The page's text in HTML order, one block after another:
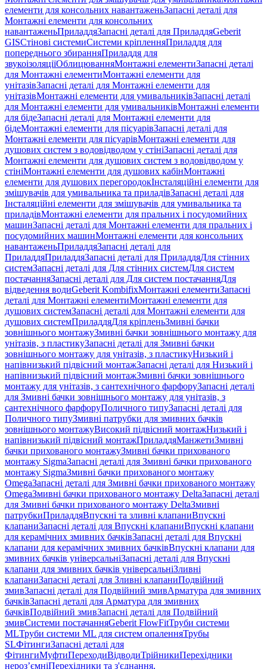
елементи для консольних навантаженьЗапасні деталі для
Монтажні елементи для консольних
навантаженьПриладдяЗапасні деталі для ПриладдяGeberit
GISСтінові системиСистеми кріпленняПриладдя для
попереднього збиранняПриладдя для
звукоізоляціїОблицюванняМонтажні елементиЗапасні деталі
для Монтажні елементиМонтажні елементи для
унітазівЗапасні деталі для Монтажні елементи для
унітазівМонтажні елементи для умивальниківЗапасні деталі
для Монтажні елементи для умивальниківМонтажні елементи
для бідеЗапасні деталі для Монтажні елементи для
бідеМонтажні елементи для пісуарівЗапасні деталі для
Монтажні елементи для пісуарівМонтажні елементи для
душових систем з водовідводом у стініЗапасні деталі для
Монтажні елементи для душових систем з водовідводом у
стініМонтажні елементи для душових кабінМонтажні
елементи для душових перегородокІнсталяційні елементи для
змішувачів для умивальника та приладівЗапасні деталі для
Інсталяційні елементи для змішувачів для умивальника та
приладівМонтажні елементи для пральних і посудомийних
машинЗапасні деталі для Монтажні елементи для пральних і
посудомийних машинМонтажні елементи для консольних
навантаженьПриладдяЗапасні деталі для
ПриладдяПриладдяЗапасні деталі для ПриладдяДля стінних
системЗапасні деталі для Для стінних системДля систем
постачанняЗапасні деталі для Для систем постачанняДля
відведення водиGeberit KombifixМонтажні елементиЗапасні
деталі для Монтажні елементиМонтажні елементи для
душових системЗапасні деталі для Монтажні елементи для
душових системПриладдяДля кріпленьЗмивні бачки
зовнішнього монтажуЗмивні бачки зовнішнього монтажу для
унітазів, з пластикуЗапасні деталі для Змивні бачки
зовнішнього монтажу для унітазів, з пластикуНизький і
напівнизький підвісний монтажЗапасні деталі для Низький і
напівнизький підвісний монтажЗмивні бачки зовнішнього
монтажу для унітазів, з сантехнічного фарфоруЗапасні деталі
для Змивні бачки зовнішнього монтажу для унітазів, з
сантехнічного фарфоруПоличного типуЗапасні деталі для
Поличного типуЗмивні патрубки для змивних бачків
зовнішнього монтажуВисокий підвісний монтажНизький і
напівнизький підвісний монтажПриладдяМанжетиЗмивні
бачки прихованого монтажуЗмивні бачки прихованого
монтажу SigmaЗапасні деталі для Змивні бачки прихованого
монтажу SigmaЗмивні бачки прихованого монтажу
OmegaЗапасні деталі для Змивні бачки прихованого монтажу
OmegaЗмивні бачки прихованого монтажу DeltaЗапасні деталі
для Змивні бачки прихованого монтажу DeltaЗмивні
патрубкиПриладдяВпускні та зливні клапаниВпускні
клапаниЗапасні деталі для Впускні клапаниВпускні клапани
для керамічних змивних бачківЗапасні деталі для Впускні
клапани для керамічних змивних бачківВпускні клапани для
змивних бачків універсальніЗапасні деталі для Впускні
клапани для змивних бачків універсальніЗливні
клапаниЗапасні деталі для Зливні клапаниПодвійний
змивЗапасні деталі для Подвійний змивАрматура для змивних
бачкiвЗапасні деталі для Арматура для змивних
бачкiвПодвійний змивЗапасні деталі для Подвійний
змивСистеми постачанняGeberit FlowFitТруби системи
MLТруби системи ML для систем опаленняТрубы
SLФітингиЗапасні деталі для
ФітингиМуфтиПереходиВідводиТрійникиПерехідники
нероз’ємніПерехідники та з'єднання,